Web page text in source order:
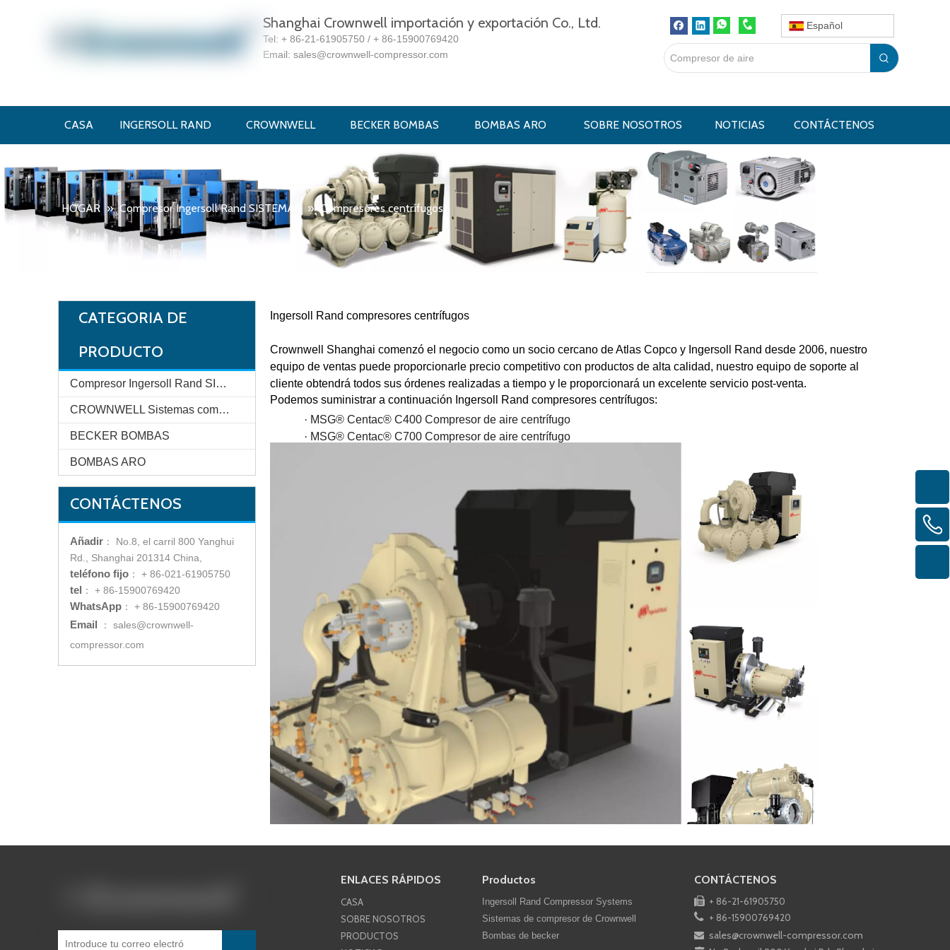
Shanghai Crownwell importación y exportación Co., Ltd.
Tel: + 86-21-61905750 / + 86-15900769420
Email: sales@crownwell-compressor.com
Español
CASA INGERSOLL RAND CROWNWELL BECKER BOMBAS BOMBAS ARO SOBRE NOSOTROS NOTICIAS CONTÁCTENOS
HOGAR » Compresor Ingersoll Rand SISTEMAS » Compresores centrífugos
CATEGORIA DE
PRODUCTO
Compresor Ingersoll Rand SISTEMAS
CROWNWELL Sistemas compresores
BECKER BOMBAS
BOMBAS ARO
CONTÁCTENOS
Añadir ： No.8, el carril 800 Yanghui
Rd., Shanghai 201314 China,
teléfono fijo ： + 86-021-61905750
tel ： + 86-15900769420
WhatsApp ： + 86-15900769420
Email ：
sales@crownwell-
compressor.com
Ingersoll Rand compresores centrífugos
Crownwell Shanghai comenzó el negocio como un socio cercano de Atlas Copco y Ingersoll Rand desde 2006, nuestro
equipo de ventas puede proporcionarle precio competitivo con productos de alta calidad, nuestro equipo de soporte al
cliente obtendrá todos sus órdenes realizadas a tiempo y le proporcionará un excelente servicio post-venta.
Podemos suministrar a continuación Ingersoll Rand compresores centrífugos:
· MSG® Centac® C400 Compresor de aire centrífugo
· MSG® Centac® C700 Compresor de aire centrífugo
Puede ponerse en contacto con nosotros para obtener más datos de la técnica y los detalles de precios.
ENLACES RÁPIDOS
CASA
SOBRE NOSOTROS
PRODUCTOS
Productos
Ingersoll Rand Compressor Systems
Sistemas de compresor de Crownwell
Bombas de becker
CONTÁCTENOS
 + 86-21-61905750
 + 86-15900769420
 sales@crownwell-compressor.com